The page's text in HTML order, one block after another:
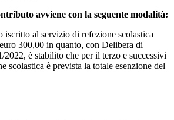
avviene con la seguente modalità:
al servizio di refezione scolastica
300,00 in quanto, con Delibera di
è stabilito che per il terzo e successivi
scolastica è prevista la totale esenzione del